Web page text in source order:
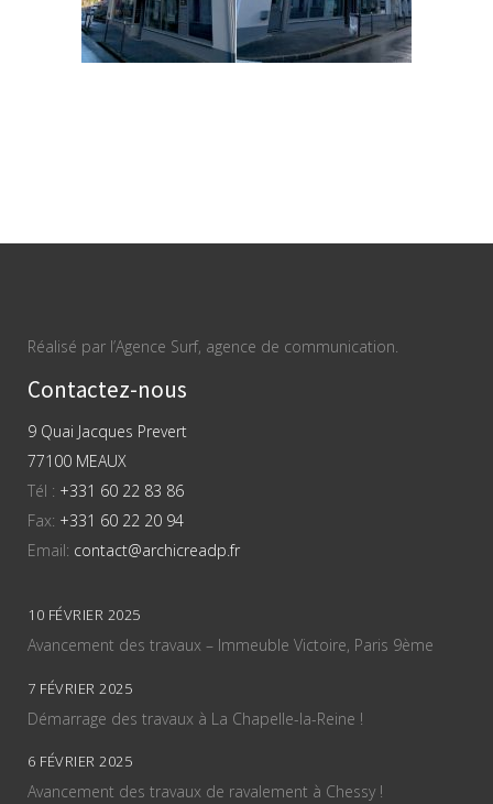
Réalisé par l’Agence Surf, agence de communication.
Contactez-nous
9 Quai Jacques Prevert
77100 MEAUX
Tél : +331 60 22 83 86
Fax: +331 60 22 20 94
Email: contact@archicreadp.fr
10 FÉVRIER 2025
Avancement des travaux – Immeuble Victoire, Paris 9ème
7 FÉVRIER 2025
Démarrage des travaux à La Chapelle-la-Reine !
6 FÉVRIER 2025
Avancement des travaux de ravalement à Chessy !